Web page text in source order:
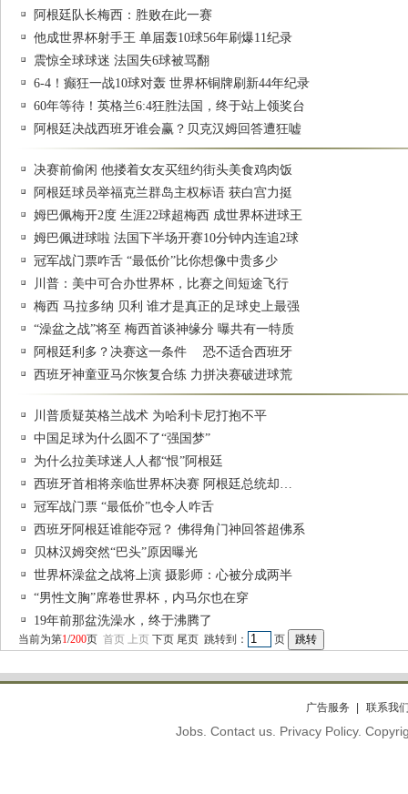
阿根廷队长梅西：胜败在此一赛
他成世界杯射手王 单届轰10球56年刷爆11纪录
震惊全球球迷 法国失6球被骂翻
6-4！癫狂一战10球对轰 世界杯铜牌刷新44年纪录
60年等待！英格兰6:4狂胜法国，终于站上领奖台
阿根廷决战西班牙谁会赢？贝克汉姆回答遭狂嘘
决赛前偷闲 他搂着女友买纽约街头美食鸡肉饭
阿根廷球员举福克兰群岛主权标语 获白宫力挺
姆巴佩梅开2度 生涯22球超梅西 成世界杯进球王
姆巴佩进球啦 法国下半场开赛10分钟内连追2球
冠军战门票咋舌 “最低价”比你想像中贵多少
川普：美中可合办世界杯，比赛之间短途飞行
梅西 马拉多纳 贝利 谁才是真正的足球史上最强
“澡盆之战”将至 梅西首谈神缘分 曝共有一特质
阿根廷利多？决赛这一条件 恐不适合西班牙
西班牙神童亚马尔恢复合练 力拼决赛破进球荒
川普质疑英格兰战术 为哈利卡尼打抱不平
中国足球为什么圆不了“强国梦”
为什么拉美球迷人人都“恨”阿根廷
西班牙首相将亲临世界杯决赛 阿根廷总统却…
冠军战门票 “最低价”也令人咋舌
西班牙阿根廷谁能夺冠？ 佛得角门神回答超佛系
贝林汉姆突然“巴头”原因曝光
世界杯澡盆之战将上演 摄影师：心被分成两半
“男性文胸”席卷世界杯，内马尔也在穿
19年前那盆洗澡水，终于沸腾了
当前为第1/200页 首页 上页 下页 尾页 跳转到： 页
广告服务 联系我
Jobs. Contact us. Privacy Policy.